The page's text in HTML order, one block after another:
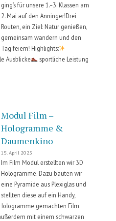
ging’s für unsere 1.–3. Klassen am
2. Mai auf den Anninger!Drei
Routen, ein Ziel: Natur genießen,
gemeinsam wandern und den
Tag feiern! Highlights:
Ausblicke
sportliche Leistung
Modul Film –
Hologramme &
Daumenkino
15. April 2025
Im Film Modul erstellten wir 3D
Hologramme. Dazu bauten wir
eine Pyramide aus Plexiglas und
stellten diese auf ein Handy,
gemachten Film
mit einem schwarzen